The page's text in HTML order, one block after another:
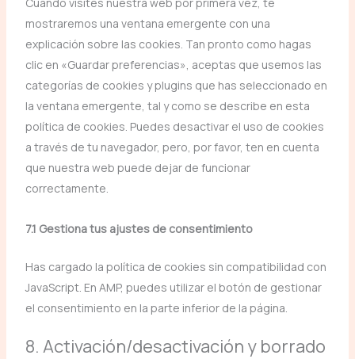
mostraremos una ventana emergente con una
explicación sobre las cookies. Tan pronto como hagas
clic en «Guardar preferencias», aceptas que usemos las
categorías de cookies y plugins que has seleccionado en
la ventana emergente, tal y como se describe en esta
política de cookies. Puedes desactivar el uso de cookies
a través de tu navegador, pero, por favor, ten en cuenta
que nuestra web puede dejar de funcionar
correctamente.
7.1 Gestiona tus ajustes de consentimiento
Has cargado la política de cookies sin compatibilidad con
JavaScript. En AMP, puedes utilizar el botón de gestionar
el consentimiento en la parte inferior de la página.
8. Activación/desactivación y borrado